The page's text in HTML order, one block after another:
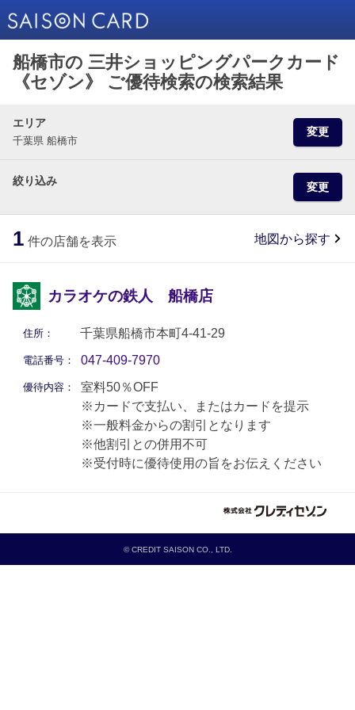
船橋市の 三井ショッピングパークカード
《セゾン》 ご優待検索の検索結果
エリア
千葉県 船橋市
変更
絞り込み 変更
1 件の店舗を表示 地図から探す
カラオケの鉄人 船橋店
住所： 千葉県船橋市本町4-41-29
電話番号： 047-409-7970
優待内容：
室料50％OFF
※カードで支払い、またはカードを提示
※一般料金からの割引となります
※他割引との併用不可
※受付時に優待使用の旨をお伝えください
© CREDIT SAISON CO., LTD.